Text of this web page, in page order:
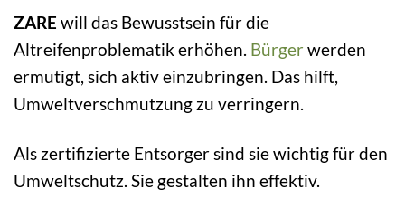
ZARE will das Bewusstsein für die
Altreifenproblematik erhöhen. Bürger werden
ermutigt, sich aktiv einzubringen. Das hilft,
Umweltverschmutzung zu verringern.
Als zertifizierte Entsorger sind sie wichtig für den
Umweltschutz. Sie gestalten ihn effektiv.